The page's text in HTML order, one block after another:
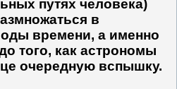
путях человека)
в
времени, а именно
того, как астрономы
очередную вспышку.